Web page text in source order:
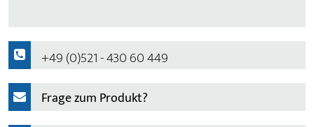
+49 (0)521 - 430 60 449
Frage zum Produkt?